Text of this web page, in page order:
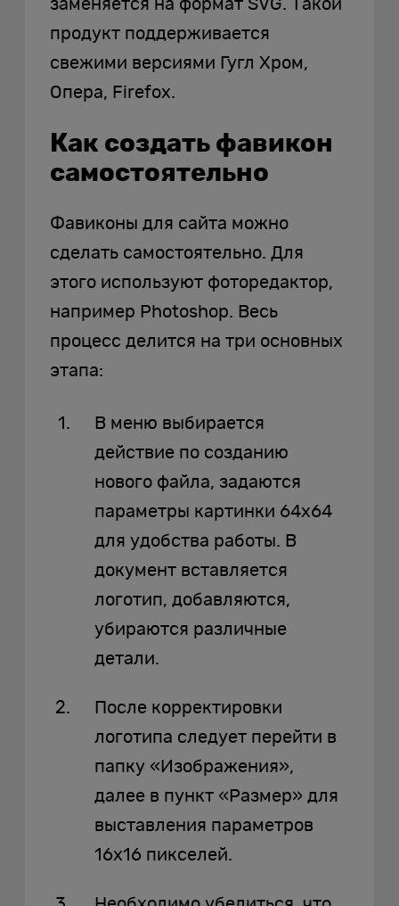
заменяется на формат SVG. Такой
продукт поддерживается
свежими версиями Гугл Хром,
Опера, Firefox.
Как создать фавикон
самостоятельно
Фавиконы для сайта можно
сделать самостоятельно. Для
этого используют фоторедактор,
например Photoshop. Весь
процесс делится на три основных
этапа:
В меню выбирается
действие по созданию
нового файла, задаются
параметры картинки 64х64
для удобства работы. В
документ вставляется
логотип, добавляются,
убираются различные
детали.
После корректировки
логотипа следует перейти в
папку «Изображения»,
далее в пункт «Размер» для
выставления параметров
16х16 пикселей.